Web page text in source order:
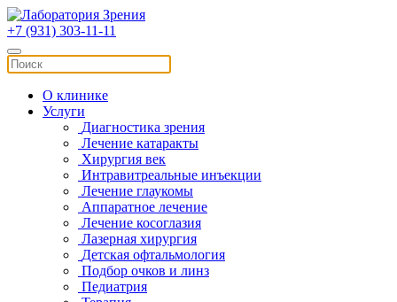
+7 (931) 303-11-11
О клинике
Услуги
Диагностика зрения
Лечение катаракты
Хирургия век
Интравитреальные инъекции
Лечение глаукомы
Аппаратное лечение
Лечение косоглазия
Лазерная хирургия
Детская офтальмология
Подбор очков и линз
Педиатрия